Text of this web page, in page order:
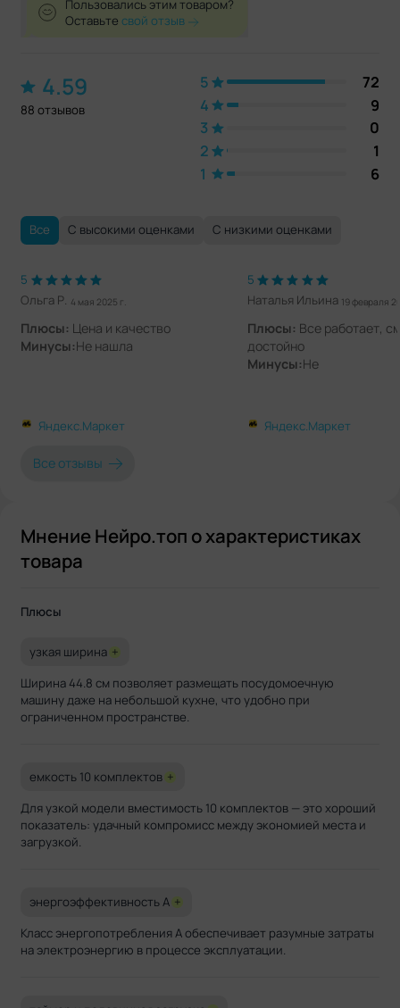
Пользовались этим товаром?
Оставьтесвой отзыв
4.59
88 отзывов
5
72
4
9
3
0
2
1
1
6
Все С высокими оценками С низкими оценками
5
Ольга Р. 4 мая 2025 г.
Плюсы: Цена и качество
Минусы:Не нашла
Яндекс.Маркет
5
Наталья Ильина 19 февраля
Плюсы: Все работает,
достойно
Минусы:Не
Яндекс.Маркет
Все отзывы
Мнение Нейро.топ о характеристиках
товара
Плюсы
узкая ширина +
Ширина 44.8 см позволяет размещать посудомоечную
машину даже на небольшой кухне, что удобно при
ограниченном пространстве.
емкость 10 комплектов +
Для узкой модели вместимость 10 комплектов — это хороший
показатель: удачный компромисс между экономией места и
загрузкой.
энергоэффективность A +
Класс энергопотребления A обеспечивает разумные затраты
на электроэнергию в процессе эксплуатации.